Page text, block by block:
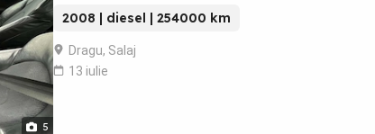
5
2008 | diesel | 254000 km
Dragu, Salaj
13 iulie